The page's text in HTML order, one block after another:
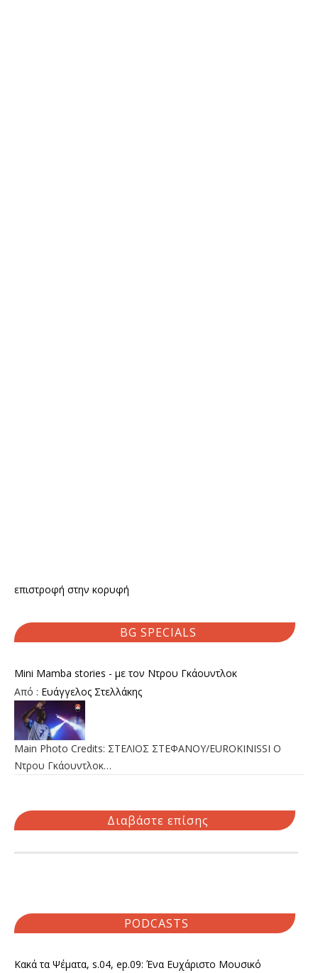
επιστροφή στην κορυφή
BG SPECIALS
Mini Mamba stories - με τον Ντρου Γκάουντλοκ
Από : Ευάγγελος Στελλάκης
Main Photo Credits: ΣΤΕΛΙΟΣ ΣΤΕΦΑΝΟΥ/EUROKINISSI Ο
Ντρου Γκάουντλοκ…
Διαβάστε επίσης
PODCASTS
Κακά τα Ψέματα, s.04, ep.09: Ένα Ευχάριστο Μουσικό